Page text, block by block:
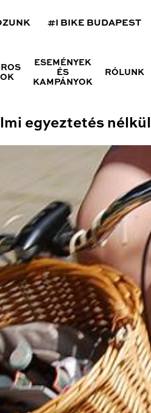
#I BIKE BUDAPEST
ESEMÉNYEK
ÉS
KAMPÁNYOK
RÓLUNK
egyeztetés